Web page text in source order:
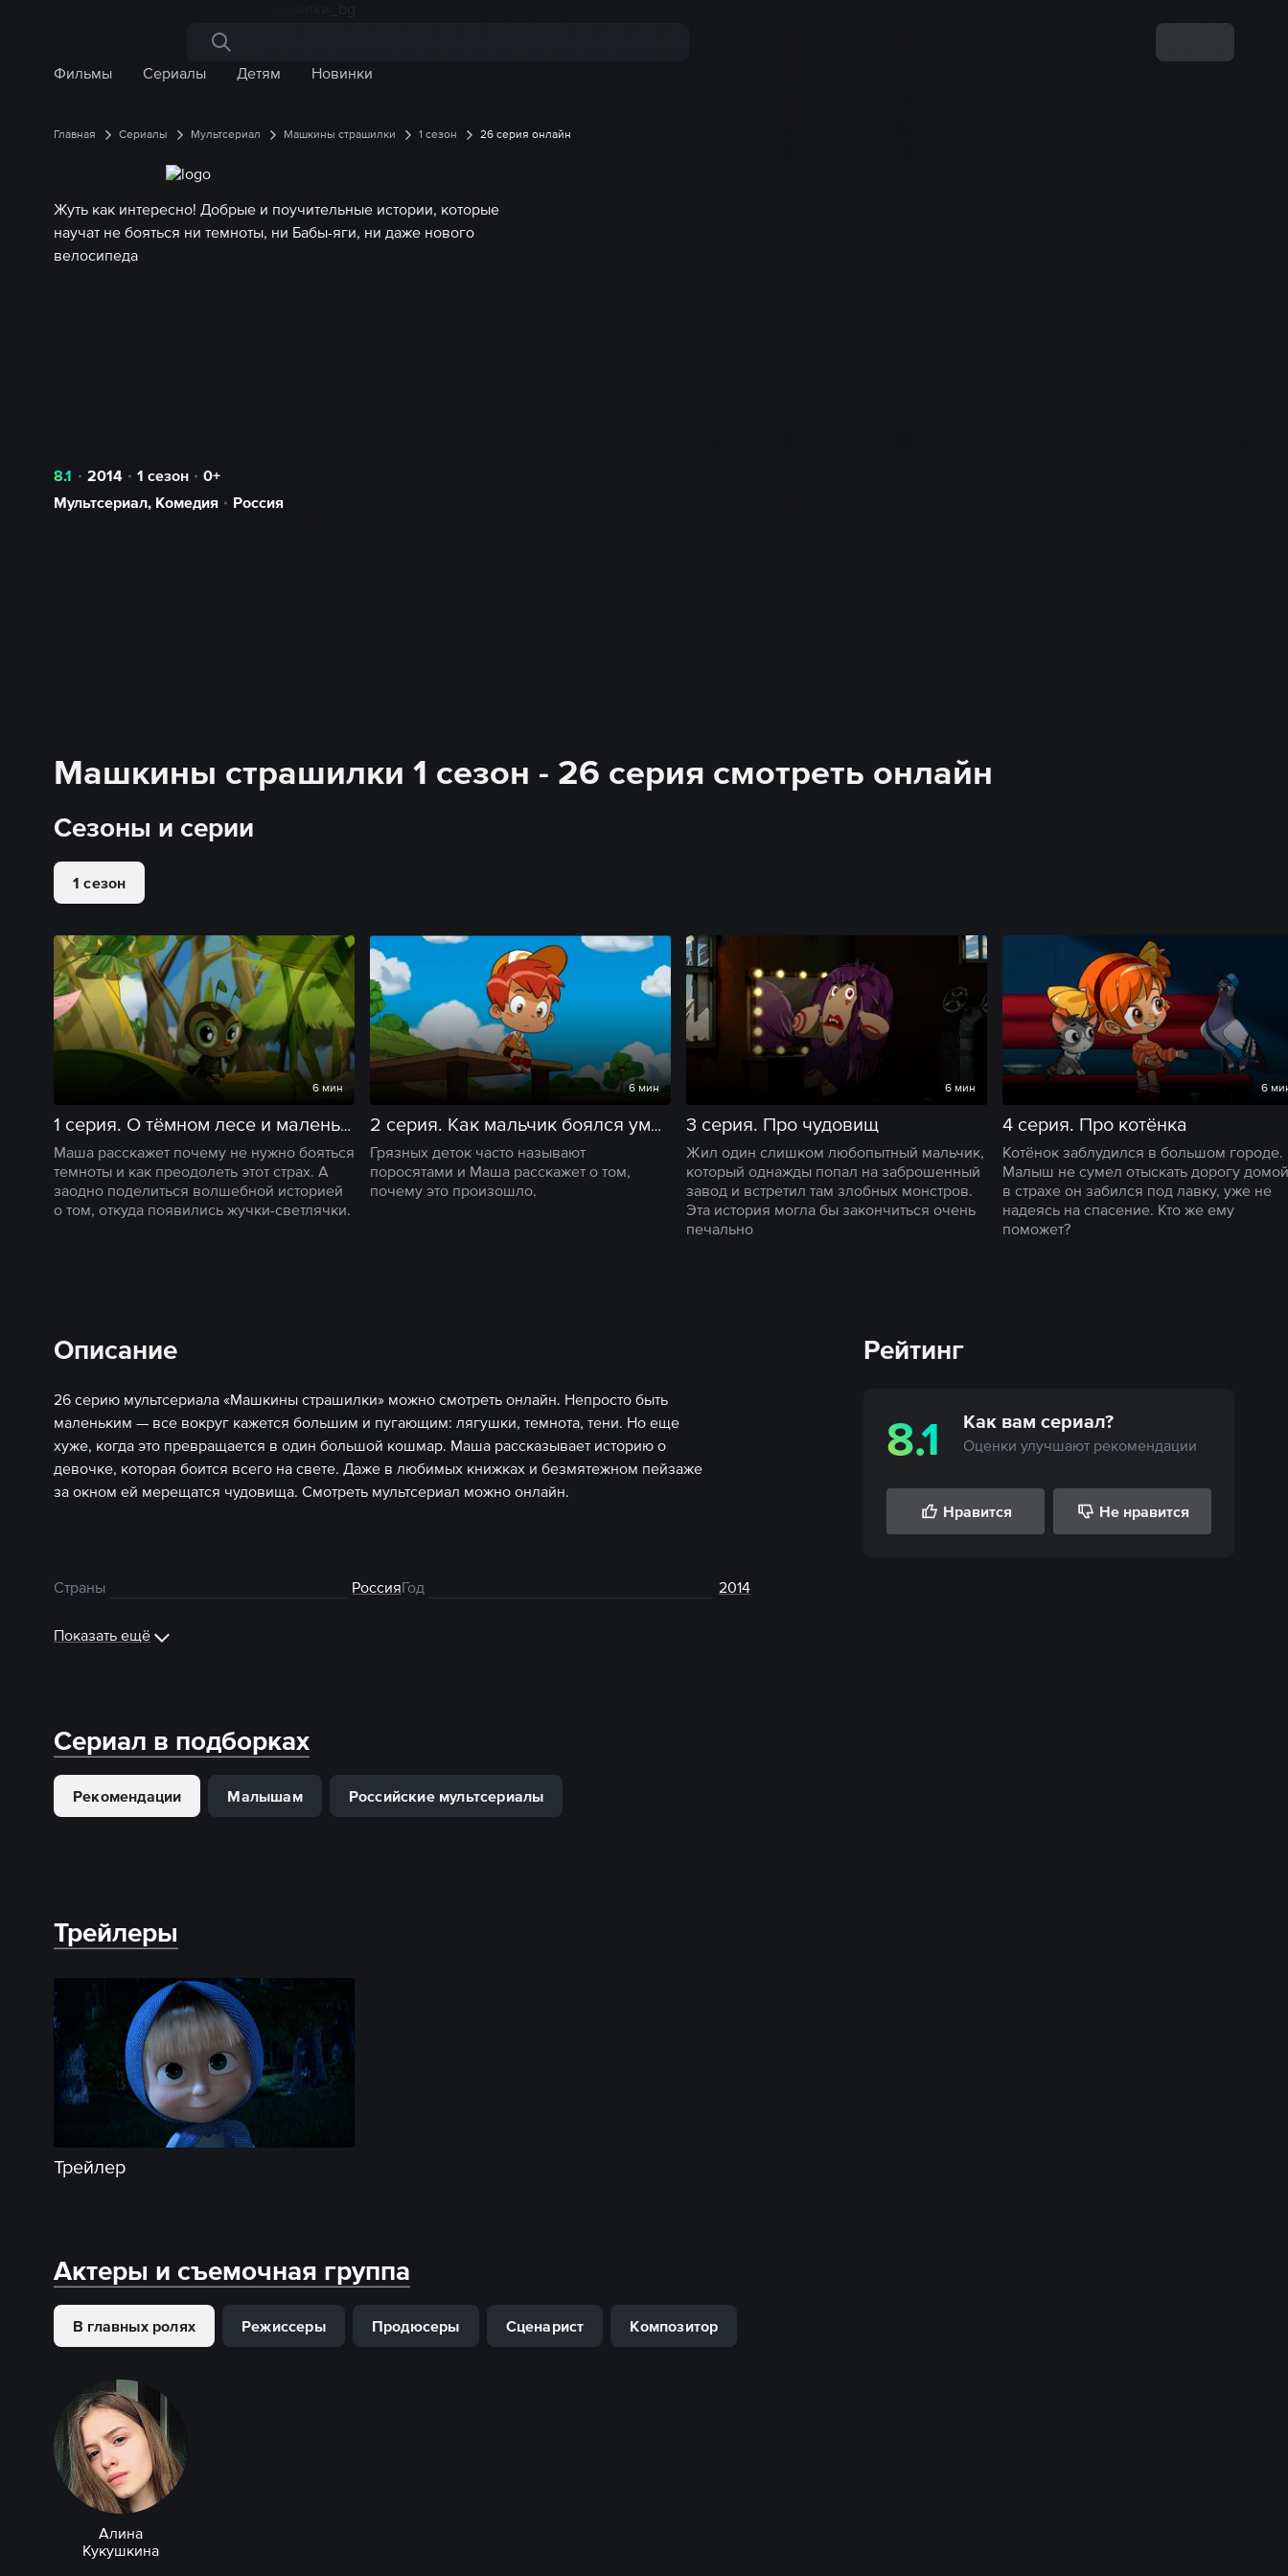
Поиск по сайту
Фильмы
Сериалы Детям Новинки
Главная Сериалы Мультсериал Машкины страшилки 1 сезон 26 серия онлайн
Жуть как интересно! Добрые и поучительные истории, которые
научат не бояться ни темноты, ни Бабы-яги, ни даже нового
велосипеда
8.1 2014 1 сезон
0+
Мультсериал, Комедия Россия
Машкины страшилки 1 сезон - 26 серия смотреть онлайн
Сезоны и серии
1 сезон
6 мин
1 серия. О тёмном лесе и маленьком жучке
Маша расскажет почему не нужно бояться
темноты и как преодолеть этот страх. А
заодно поделиться волшебной историей
о том, откуда появились жучки-светлячки.
6 мин
2 серия. Как мальчик боялся умываться
Грязных деток часто называют
поросятами и Маша расскажет о том,
почему это произошло.
6 мин
3 серия. Про чудовищ
Жил один слишком любопытный мальчик,
который однажды попал на заброшенный
завод и встретил там злобных монстров.
Эта история могла бы закончиться очень
печально
6
4 серия. Про котёнка
Котёнок заблудился в большом городе.
Малыш не сумел отыскать дорогу
в страхе он забился под лавку, уже не
надеясь на спасение. Кто же ему
поможет?
Описание
26 серию мультсериала «Машкины страшилки» можно смотреть онлайн. Непросто быть
маленьким — все вокруг кажется большим и пугающим: лягушки, темнота, тени. Но еще
хуже, когда это превращается в один большой кошмар. Маша рассказывает историю о
девочке, которая боится всего на свете. Даже в любимых книжках и безмятежном пейзаже
за окном ей мерещатся чудовища. Смотреть мультсериал можно онлайн.
Страны РоссияГод 2014
Показать ещё
Рейтинг
8.1 Как вам сериал?
Оценки улучшают рекомендации
Нравится Не нравится
Сериал в подборках
Рекомендации Малышам Российские мультсериалы
Трейлеры
Трейлер
Актеры и съемочная группа
В главных ролях Режиссеры Продюсеры Сценарист Композитор
Алина
Кукушкина